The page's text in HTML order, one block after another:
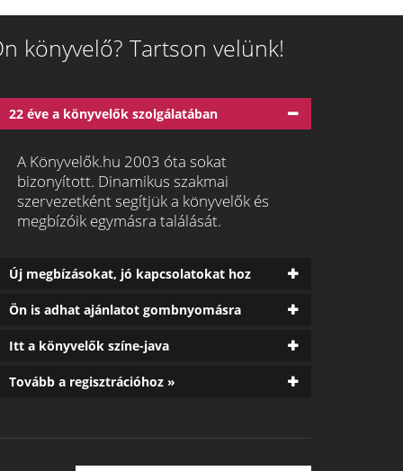
könyvelő? Tartson velünk!
22 éve a könyvelők szolgálatában
A Könyvelők.hu 2003 óta sokat
bizonyított. Dinamikus szakmai
szervezetként segítjük a könyvelők és
megbízóik egymásra találását.
Új megbízásokat, jó kapcsolatokat hoz
Ön is adhat ajánlatot gombnyomásra
Itt a könyvelők színe-java
Tovább a regisztrációhoz »